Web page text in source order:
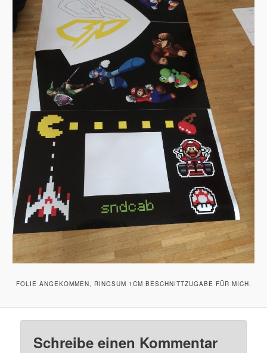
FOLIE ANGEKOMMEN, RINGSUM 1CM BESCHNITTZUGABE FÜR MICH.
Schreibe einen Kommentar